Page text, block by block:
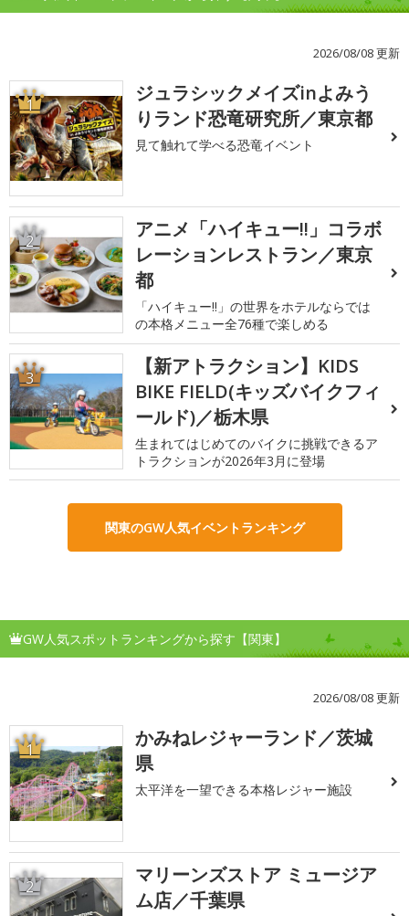
2026/08/08 更新
1
ジュラシックメイズinよみう
りランド恐竜研究所／東京都
見て触れて学べる恐竜イベント
2
アニメ「ハイキュー!!」コラボ
レーションレストラン／東京
都
「ハイキュー!!」の世界をホテルならでは
の本格メニュー全76種で楽しめる
3
【新アトラクション】KIDS
BIKE FIELD(キッズバイクフィ
ールド)／栃木県
生まれてはじめてのバイクに挑戦できるア
トラクションが2026年3月に登場
関東のGW人気イベントランキング
GW人気スポットランキングから探す【関東】
2026/08/08 更新
1
かみねレジャーランド／茨城
県
太平洋を一望できる本格レジャー施設
2
マリーンズストア ミュージア
ム店／千葉県